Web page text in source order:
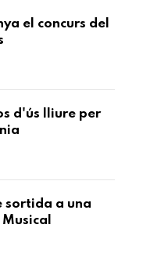
el concurs del
d'ús lliure per
sortida a una